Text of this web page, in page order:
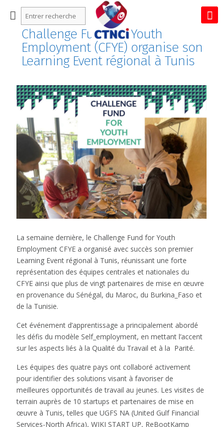
Challenge Fund for Youth
Employment (CFYE) organise son
Learning Event régional à Tunis
La semaine dernière, le Challenge Fund for Youth
Employment CFYE a organisé avec succès son premier
Learning Event régional à Tunis, réunissant une forte
représentation des équipes centrales et nationales du
CFYE ainsi que plus de vingt partenaires de mise en œuvre
en provenance du Sénégal, du Maroc, du Burkina_Faso et
de la Tunisie.
Cet événement d’apprentissage a principalement abordé
les défis du modèle Self_employment, en mettant l’accent
sur les aspects liés à la Qualité du Travail et à la Parité.
Les équipes des quatre pays ont collaboré activement
pour identifier des solutions visant à favoriser de
meilleures opportunités de travail au jeunes. Les visites de
terrain auprès de 10 startups et partenaires de mise en
œuvre à Tunis, telles que UGFS NA (United Gulf Financial
Services-North Africa), WIKI START UP, ReBootKamp